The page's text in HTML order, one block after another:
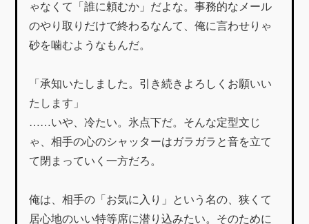
ゃなくて「誰に頼むか」だよな。事務的なメール
のやり取りだけで終わるなんて、俺に言わせりゃ
砂を噛むようなもんだ。
「承知いたしました。引き続きよろしくお願いい
たします」
……いや、冷たい。氷点下だ。そんな定型文じ
ゃ、相手の心のシャッターはガラガラと音を立て
て閉まっていく一方だろ。
俺は、相手の「お気に入り」という名の、狭くて
居心地のいい特等席に潜り込みたい。そのために